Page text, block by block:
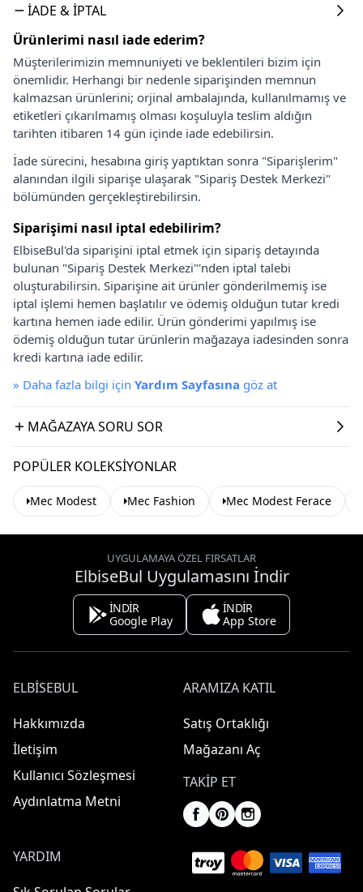
İADE & İPTAL
Ürünlerimi nasıl iade ederim?
Müşterilerimizin memnuniyeti ve beklentileri bizim için
önemlidir. Herhangi bir nedenle siparişinden memnun
kalmazsan ürünlerini; orjinal ambalajında, kullanılmamış ve
etiketleri çıkarılmamış olması koşuluyla teslim aldığın
tarihten itibaren 14 gün içinde iade edebilirsin.
İade sürecini, hesabına giriş yaptıktan sonra "Siparişlerim"
alanından ilgili siparişe ulaşarak "Sipariş Destek Merkezi"
bölümünden gerçekleştirebilirsin.
Siparişimi nasıl iptal edebilirim?
ElbiseBul'da siparişini iptal etmek için sipariş detayında
bulunan "Sipariş Destek Merkezi"'nden iptal talebi
oluşturabilirsin. Siparişine ait ürünler gönderilmemiş ise
iptal işlemi hemen başlatılır ve ödemiş olduğun tutar kredi
kartına hemen iade edilir. Ürün gönderimi yapılmış ise
ödemiş olduğun tutar ürünlerin mağazaya iadesinden sonra
kredi kartına iade edilir.
» Daha fazla bilgi için Yardım Sayfasına göz at
MAĞAZAYA SORU SOR
POPÜLER KOLEKSIYONLAR
Mec Modest Mec Fashion Mec Modest Ferace
UYGULAMAYA ÖZEL FIRSATLAR
ElbiseBul Uygulamasını İndir
İNDİR
Google Play
İNDİR
App Store
ELBISEBUL
Hakkımızda
İletişim
Kullanıcı Sözleşmesi
Aydınlatma Metni
ARAMIZA KATIL
Satış Ortaklığı
Mağazanı Aç
TAKIP ET
YARDIM